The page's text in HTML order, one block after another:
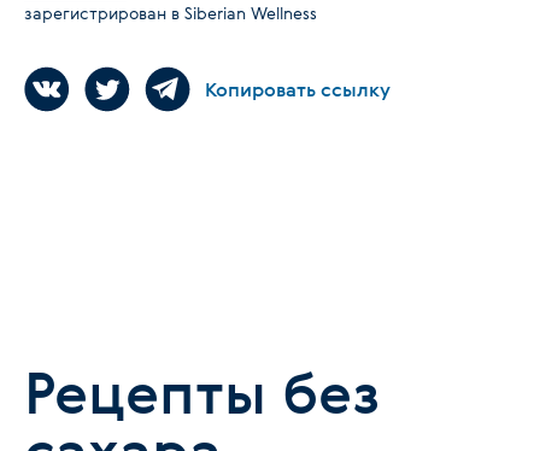
зарегистрирован в Siberian Wellness
Копировать ссылку
Рецепты без